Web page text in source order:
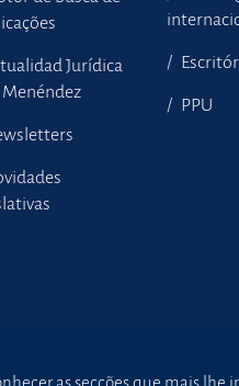
Jurídica
PPU
as secções que mais